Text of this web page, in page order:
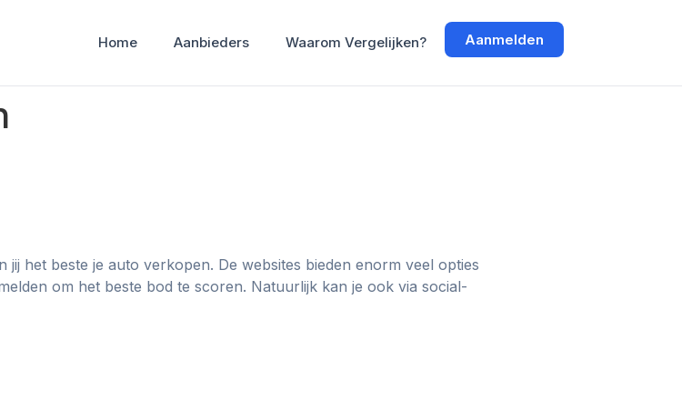
Home Aanbieders Waarom Vergelijken? Aanmelden
het beste je auto verkopen. De websites bieden enorm veel opties
om het beste bod te scoren. Natuurlijk kan je ook via social-